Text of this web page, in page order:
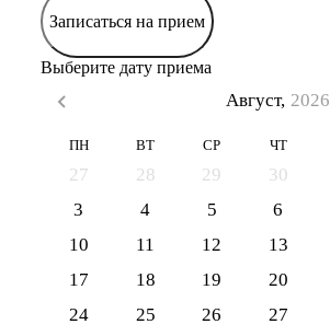
Записаться на прием
Выберите дату приема
Август, 2026
ПН ВТ СР ЧТ
27 28 29 30
3
4 5 6
10
11 12 13
17
18 19 20
24
25 26 27